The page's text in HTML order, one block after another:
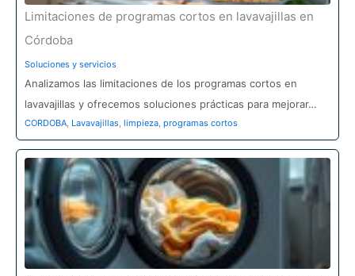
Limitaciones de programas cortos en lavavajillas en
Córdoba
Soluciones y servicios
Analizamos las limitaciones de los programas cortos en
lavavajillas y ofrecemos soluciones prácticas para mejorar…
CORDOBA Lavavajillas limpieza programas cortos